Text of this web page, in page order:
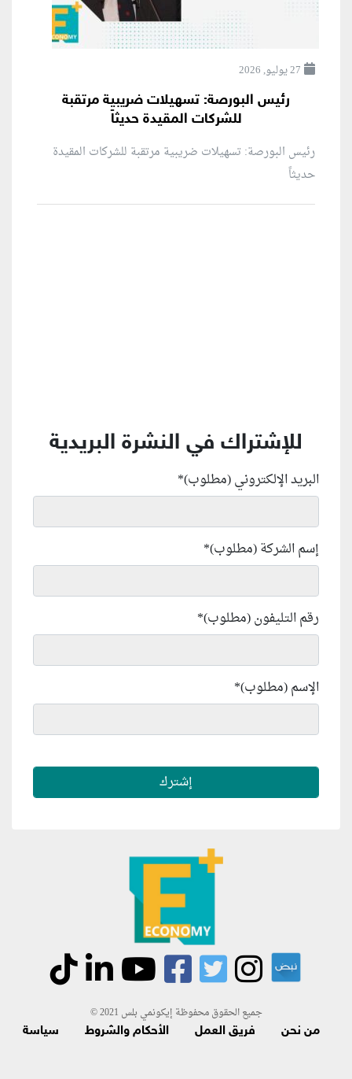
27 يوليو, 2026
رئيس البورصة: تسهيلات ضريبية مرتقبة
للشركات المقيدة حديثاً
رئيس البورصة: تسهيلات ضريبية مرتقبة للشركات المقيدة
حديثاً
للإشتراك في النشرة البريدية
البريد الإلكتروني (مطلوب)*
إسم الشركة (مطلوب)*
رقم التليفون (مطلوب)*
الإسم (مطلوب)*
جميع الحقوق محفوظة إيكونمي بلس 2021 ©
من نحن فريق العمل الأحكام والشروط
سياسة